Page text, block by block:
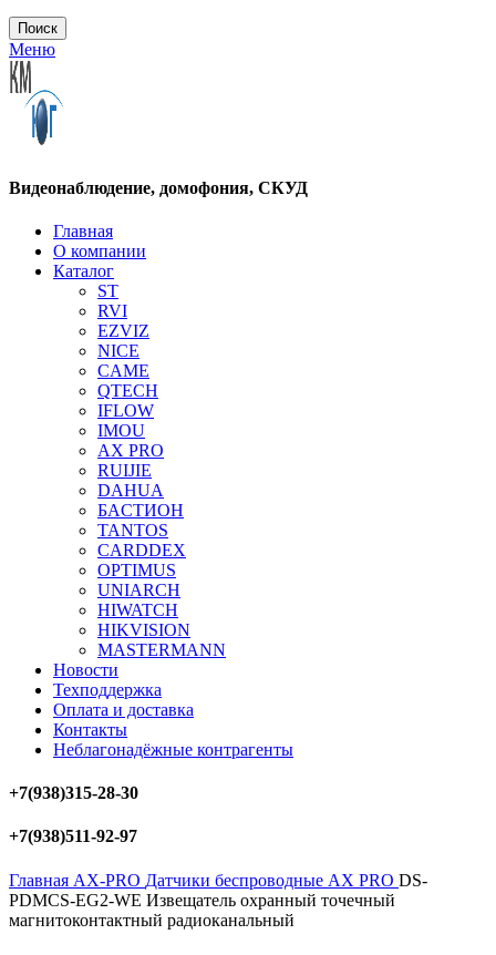
Поиск
Меню
Видеонаблюдение, домофония, СКУД
Главная
О компании
Каталог
ST
RVI
EZVIZ
NICE
CAME
QTECH
IFLOW
IMOU
AX PRO
RUIJIE
DAHUA
БAСТИОН
TANTOS
CARDDEX
OPTIMUS
UNIARCH
HIWATCH
HIKVISION
MASTERMANN
Новости
Техподдержка
Оплата и доставка
Контакты
Неблагонадёжные контрагенты
+7(938)315-28-30
+7(938)511-92-97
Главная AX-PRO Датчики беспроводные AX PRO DS-
PDMCS-EG2-WE Извещатель охранный точечный
магнитоконтактный радиоканальный